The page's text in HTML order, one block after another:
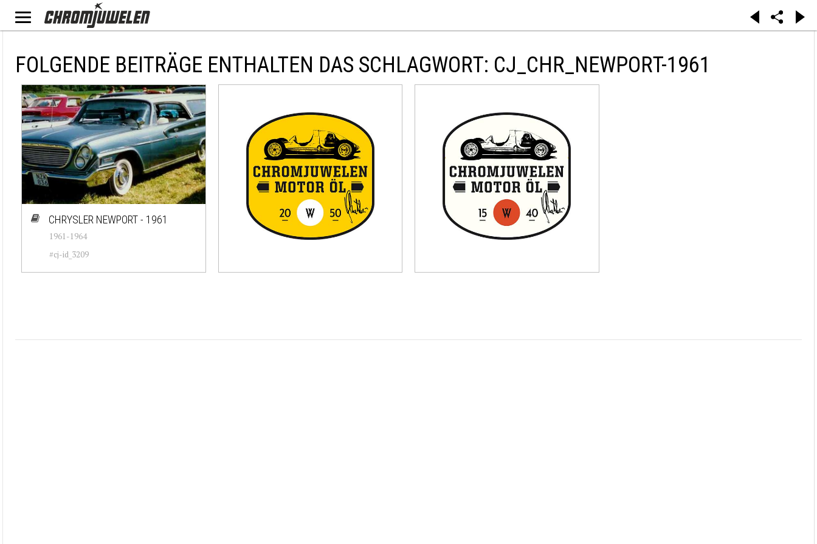
FOLGENDE BEITRÄGE ENTHALTEN DAS SCHLAGWORT: CJ_CHR_NEWPORT-1961
CHRYSLER NEWPORT - 1961
1961-1964
#cj-id_3209